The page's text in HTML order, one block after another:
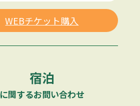
WEBチケット購入
宿泊
に関するお問い合わせ